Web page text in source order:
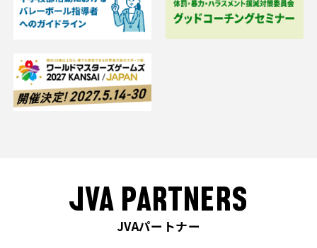
JVA PARTNERS
JVAパートナー